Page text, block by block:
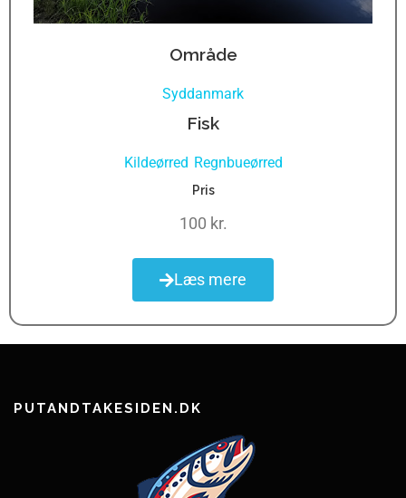
Område
Syddanmark
Fisk
Kildeørred Regnbueørred
Pris
100 kr.
Læs mere
PUTANDTAKESIDEN.DK